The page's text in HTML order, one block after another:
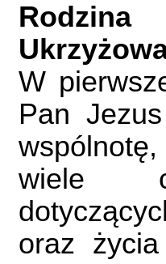
W
Pan
wiele
oraz